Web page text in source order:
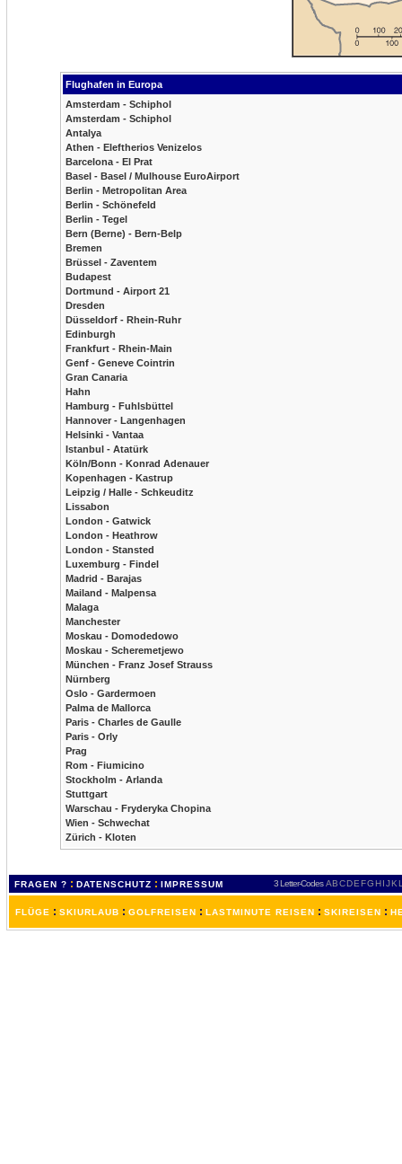
Flughafen in Europa
Amsterdam - Schiphol
Amsterdam - Schiphol
Antalya
Athen - Eleftherios Venizelos
Barcelona - El Prat
Basel - Basel / Mulhouse EuroAirport
Berlin - Metropolitan Area
Berlin - Schönefeld
Berlin - Tegel
Bern (Berne) - Bern-Belp
Bremen
Brüssel - Zaventem
Budapest
Dortmund - Airport 21
Dresden
Düsseldorf - Rhein-Ruhr
Edinburgh
Frankfurt - Rhein-Main
Genf - Geneve Cointrin
Gran Canaria
Hahn
Hamburg - Fuhlsbüttel
Hannover - Langenhagen
Helsinki - Vantaa
Istanbul - Atatürk
Köln/Bonn - Konrad Adenauer
Kopenhagen - Kastrup
Leipzig / Halle - Schkeuditz
Lissabon
London - Gatwick
London - Heathrow
London - Stansted
Luxemburg - Findel
Madrid - Barajas
Mailand - Malpensa
Malaga
Manchester
Moskau - Domodedowo
Moskau - Scheremetjewo
München - Franz Josef Strauss
Nürnberg
Oslo - Gardermoen
Palma de Mallorca
Paris - Charles de Gaulle
Paris - Orly
Prag
Rom - Fiumicino
Stockholm - Arlanda
Stuttgart
Warschau - Fryderyka Chopina
Wien - Schwechat
Zürich - Kloten
FRAGEN ? : DATENSCHUTZ : IMPRESSUM 3 Letter-Codes ABCDEFGH IJKL
FLÜGE : SKIURLAUB : GOLFREISEN : LASTMINUTE REISEN : SKIREISEN :